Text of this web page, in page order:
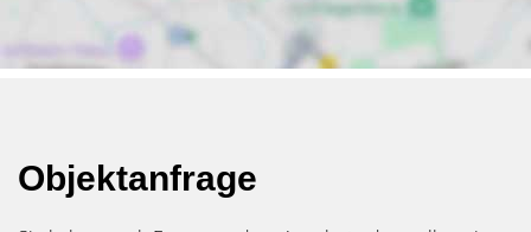
Objektanfrage